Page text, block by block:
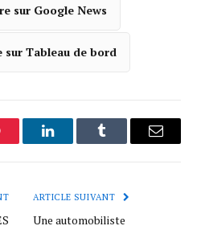
sur Google News
sur Tableau de bord
LinkedInTumblr
ARTICLE SUIVANT
Une automobiliste